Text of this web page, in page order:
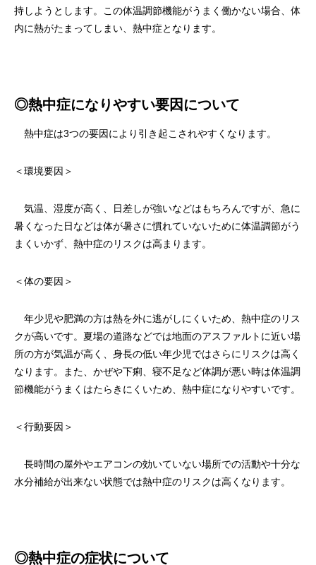
持しようとします。この体温調節機能がうまく働かない場合、体
内に熱がたまってしまい、熱中症となります。
◎熱中症になりやすい要因について
熱中症は3つの要因により引き起こされやすくなります。
＜環境要因＞
気温、湿度が高く、日差しが強いなどはもちろんですが、急に
暑くなった日などは体が暑さに慣れていないために体温調節がう
まくいかず、熱中症のリスクは高まります。
＜体の要因＞
年少児や肥満の方は熱を外に逃がしにくいため、熱中症のリス
クが高いです。夏場の道路などでは地面のアスファルトに近い場
所の方が気温が高く、身長の低い年少児ではさらにリスクは高く
なります。また、かぜや下痢、寝不足など体調が悪い時は体温調
節機能がうまくはたらきにくいため、熱中症になりやすいです。
＜行動要因＞
長時間の屋外やエアコンの効いていない場所での活動や十分な
水分補給が出来ない状態では熱中症のリスクは高くなります。
◎熱中症の症状について